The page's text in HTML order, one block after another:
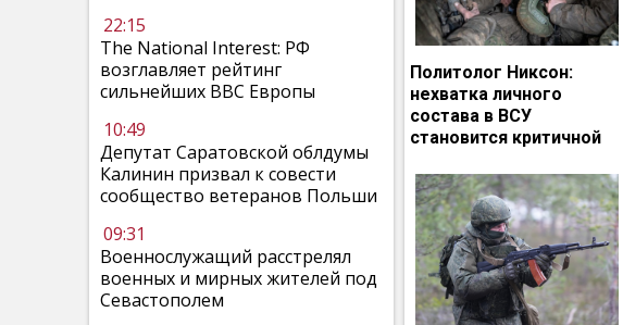
22:15
The National Interest: РФ
возглавляет рейтинг
сильнейших ВВС Европы
10:49
Депутат Саратовской облдумы
Калинин призвал к совести
сообщество ветеранов Польши
09:31
Военнослужащий расстрелял
военных и мирных жителей под
Севастополем
Политолог Никсон:
нехватка личного
состава в ВСУ
становится критичной